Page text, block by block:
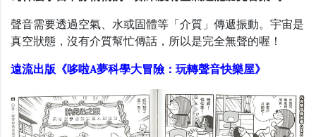
聲音需要透過空氣、水或固體等「介質」傳遞振動。宇宙是
真空狀態，沒有介質幫忙傳話，所以是完全無聲的喔！
遠流出版《哆啦A夢科學大冒險：玩轉聲音快樂屋》